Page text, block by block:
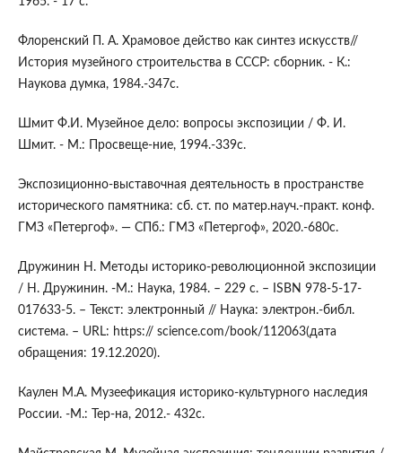
Флоренский П. А. Храмовое действо как синтез искусств//
История музейного строительства в СССР: сборник. - К.:
Наукова думка, 1984.-347с.
Шмит Ф.И. Музейное дело: вопросы экспозиции / Ф. И.
Шмит. - М.: Просвеще-ние, 1994.-339с.
Экспозиционно-выставочная деятельность в пространстве
исторического памятника: сб. ст. по матер.науч.-практ. конф.
ГМЗ «Петергоф». — СПб.: ГМЗ «Петергоф», 2020.-680с.
Дружинин Н. Методы историко-революционной экспозиции
/ Н. Дружинин. -М.: Наука, 1984. – 229 с. – ISBN 978-5-17-
017633-5. – Текст: электронный // Наука: электрон.-библ.
система. – URL: https:// science.com/book/112063(дата
обращения: 19.12.2020).
Каулен М.А. Музеефикация историко-культурного наследия
России. -М.: Тер-на, 2012.- 432с.